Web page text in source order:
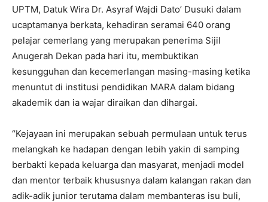
UPTM, Datuk Wira Dr. Asyraf Wajdi Dato’ Dusuki dalam
ucaptamanya berkata, kehadiran seramai 640 orang
pelajar cemerlang yang merupakan penerima Sijil
Anugerah Dekan pada hari itu, membuktikan
kesungguhan dan kecemerlangan masing-masing ketika
menuntut di institusi pendidikan MARA dalam bidang
akademik dan ia wajar diraikan dan dihargai.
“Kejayaan ini merupakan sebuah permulaan untuk terus
melangkah ke hadapan dengan lebih yakin di samping
berbakti kepada keluarga dan masyarat, menjadi model
dan mentor terbaik khususnya dalam kalangan rakan dan
adik-adik junior terutama dalam membanteras isu buli,